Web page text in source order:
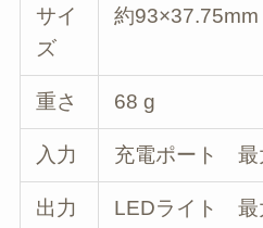
サイ
ズ
約93×37.75mm
重さ 68 g
入力 充電ポート 最
出力 LEDライト 最